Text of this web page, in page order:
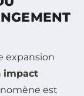
expansion
impact
est